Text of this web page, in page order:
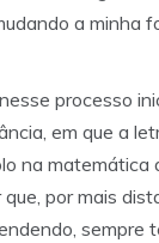
a minha
processo
em que a
na
por mais
sempre